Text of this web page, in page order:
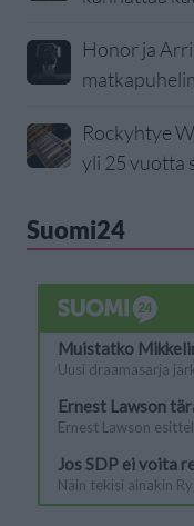
Honor ja
Rockyhtye
yli 25 vuotta
Suomi24